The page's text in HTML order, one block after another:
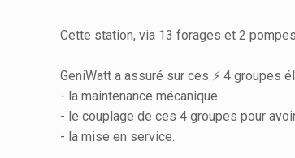
Cette station, via 13 forages et 2
GeniWatt a assuré sur ces ⚡ 4 groupes
- la maintenance mécanique
- le couplage de ces 4 groupes pour
- la mise en service.